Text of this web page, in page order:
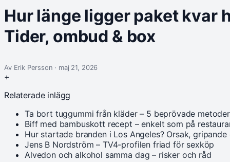
Hur länge ligger paket kvar
Tider, ombud & box
Av Erik Persson · maj 21, 2026
+
Relaterade inlägg
Ta bort tuggummi från kläder – 5 beprövade metoder
Biff med bambuskott recept – enkelt som på
Hur startade branden i Los Angeles? Orsak,
Jens B Nordström – TV4-profilen friad för sexköp
Alvedon och alkohol samma dag – risker och råd